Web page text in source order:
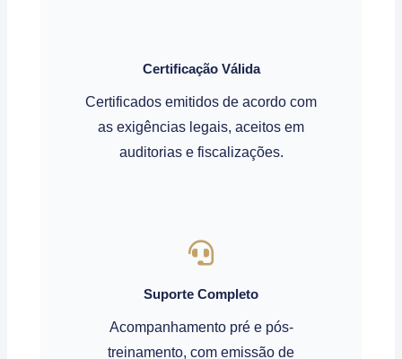
Certificação Válida
Certificados emitidos de acordo com
as exigências legais, aceitos em
auditorias e fiscalizações.
Suporte Completo
Acompanhamento pré e pós-
treinamento, com emissão de